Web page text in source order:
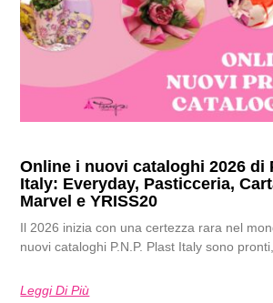
Online i nuovi cataloghi 2026 di
Italy: Everyday, Pasticceria,
Marvel e YRISS20
Il 2026 inizia con una certezza rara nel
nuovi cataloghi P.N.P. Plast Italy sono
Leggi Di Più